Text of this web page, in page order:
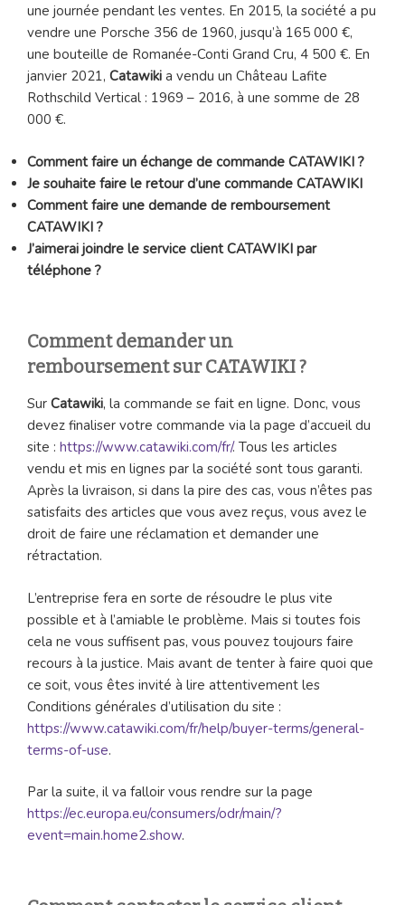
une journée pendant les ventes. En 2015, la société a pu
vendre une Porsche 356 de 1960, jusqu’à 165 000 €,
une bouteille de Romanée-Conti Grand Cru, 4 500 €. En
janvier 2021, Catawiki a vendu un Château Lafite
Rothschild Vertical : 1969 – 2016, à une somme de 28
000 €.
Comment faire un échange de commande CATAWIKI ?
Je souhaite faire le retour d’une commande CATAWIKI
Comment faire une demande de remboursement
CATAWIKI ?
J’aimerai joindre le service clientCATAWIKI par
téléphone ?
Comment demander un
remboursement sur CATAWIKI ?
Sur Catawiki, la commande se fait en ligne. Donc, vous
devez finaliser votre commande via la page d’accueil du
site : https://www.catawiki.com/fr/. Tous les articles
vendu et mis en lignes par la société sont tous garanti.
Après la livraison, si dans la pire des cas, vous n’êtes pas
satisfaits des articles que vous avez reçus, vous avez le
droit de faire une réclamation et demander une
rétractation.
L’entreprise fera en sorte de résoudre le plus vite
possible et à l’amiable le problème. Mais si toutes fois
cela ne vous suffisent pas, vous pouvez toujours faire
recours à la justice. Mais avant de tenter à faire quoi que
ce soit, vous êtes invité à lire attentivement les
Conditions générales d’utilisation du site :
https://www.catawiki.com/fr/help/buyer-terms/general-
terms-of-use.
Par la suite, il va falloir vous rendre sur la page
https://ec.europa.eu/consumers/odr/main/?
event=main.home2.show.